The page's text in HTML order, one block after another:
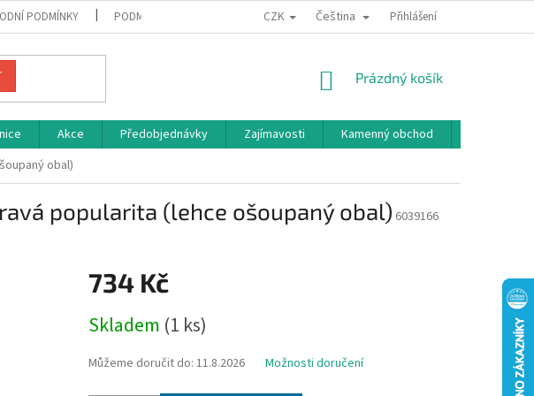
PODMÍNKY PODMÍNKY OCHRANY OSOBNÍCH ÚDAJŮ BONUSOVÝ PROGRAM
CZK Čeština Přihlášení
NÁKUPNÍ
Prázdný košík
Akce Předobjednávky Zajímavosti Kamenný obchod
obal)
popularita (lehce ošoupaný obal) 6039166
734 Kč
cena:
Skladem (1 ks)
Můžeme doručit do: 11.8.2026 Možnosti doručení